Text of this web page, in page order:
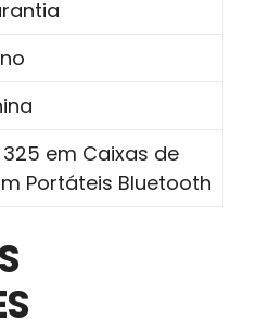
325 em Caixas de
Portáteis Bluetooth